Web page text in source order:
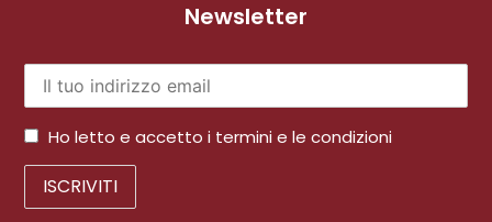
Newsletter
Ho letto e accetto i termini e le condizioni